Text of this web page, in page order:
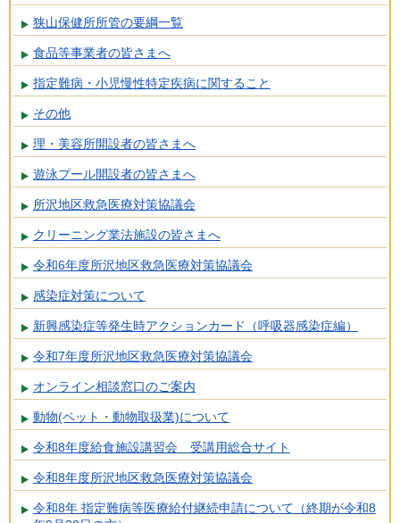
狭山保健所所管の要綱一覧
食品等事業者の皆さまへ
指定難病・小児慢性特定疾病に関すること
その他
理・美容所開設者の皆さまへ
遊泳プール開設者の皆さまへ
所沢地区救急医療対策協議会
クリーニング業法施設の皆さまへ
令和6年度所沢地区救急医療対策協議会
感染症対策について
新興感染症等発生時アクションカード（呼吸器感染症編）
令和7年度所沢地区救急医療対策協議会
オンライン相談窓口のご案内
動物(ペット・動物取扱業)について
令和8年度給食施設講習会 受講用総合サイト
令和8年度所沢地区救急医療対策協議会
令和8年 指定難病等医療給付継続申請について（終期が令和8